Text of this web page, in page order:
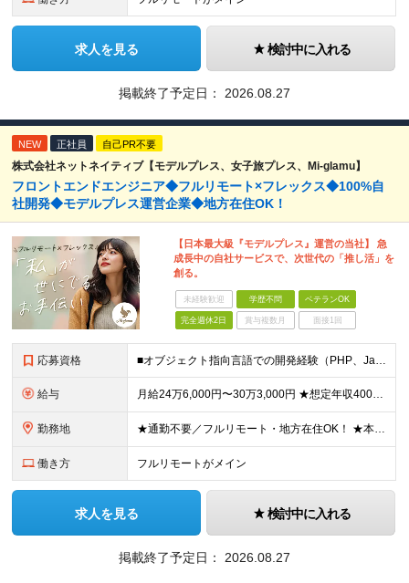
求人を見る 検討中に入れる
掲載終了予定日： 2026.08.27
NEW 正社員 自己PR不要
株式会社ネットネイティブ【モデルプレス、女子旅プレス、Mi-glamu】
フロントエンドエンジニア◆フルリモート×フレックス◆100%自
社開発◆モデルプレス運営企業◆地方在住OK！
【日本最大級『モデルプレス』運営の当社】 急
成長中の自社サービスで、次世代の「推し活」を
創る。
未経験歓迎 学歴不問 ベテランOK
完全週休2日 賞与複数月 面接1回
応募資格 ■オブジェクト指向言語での開発経験（PHP、Java、Ruby、Go、Python、C#など） ■Laravel、Spring Boot、Rails、Djangoなどの利用経験 ■RDB（MySQLな
給与 月給24万6,000円〜30万3,000円 ★想定年収400万円～500万円 ※経験・能力等により決定します ※月給には手当(一律)・固定残業（80,000円～98,750円/40時間）を含む。超過
勤務地 ★通勤不要／フルリモート・地方在住OK！ ★本社は目黒駅最寄り ■本社 東京都品川区上大崎3-14-12 井雅ビル5階 （変更の範囲）なし
働き方 フルリモートがメイン
求人を見る 検討中に入れる
掲載終了予定日： 2026.08.27